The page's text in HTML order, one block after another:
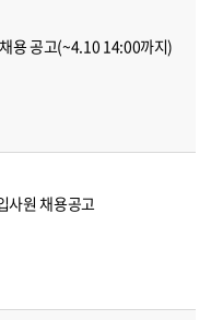
용 공고(~4.10 14:00까지)
사원 채용공고